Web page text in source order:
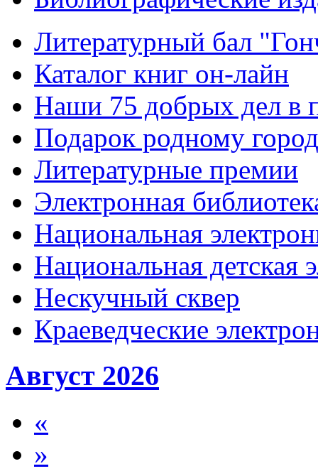
Литературный бал
Каталог книг он-лайн
Наши 75 добрых дел в
Подарок родному
Литературные премии
Электронная
Национальная
Национальная детская
Нескучный сквер
Краеведческие
Август 2026
«
»